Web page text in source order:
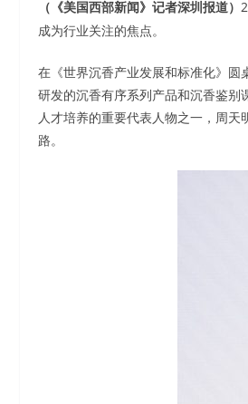
（《美国西部新闻》记者深圳报道）
成为行业关注的焦点。
在《世界沉香产业发展和标准化》
研发的沉香有序系列产品和沉香鉴
人才培养的重要代表人物之一，周
路。